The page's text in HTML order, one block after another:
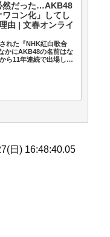
然だった…AKB48
コン化」してし
由 | 文春オンライ
れた『NHK紅白歌合
かにAKB48の名前はな
ら11年連続で出場して
日) 16:48:40.05